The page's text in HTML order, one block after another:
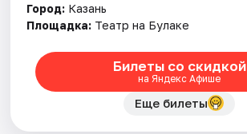
Артисты
Рейтинги
Город: Казань
Площадка: Театр на Булаке
Билеты со скидкой
на Яндекс Афише
Еще билеты